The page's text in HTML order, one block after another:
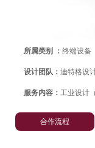
所属类别 ： 终端设备
设计团队： 迪特格设
服务内容： 工业设计
合作流程